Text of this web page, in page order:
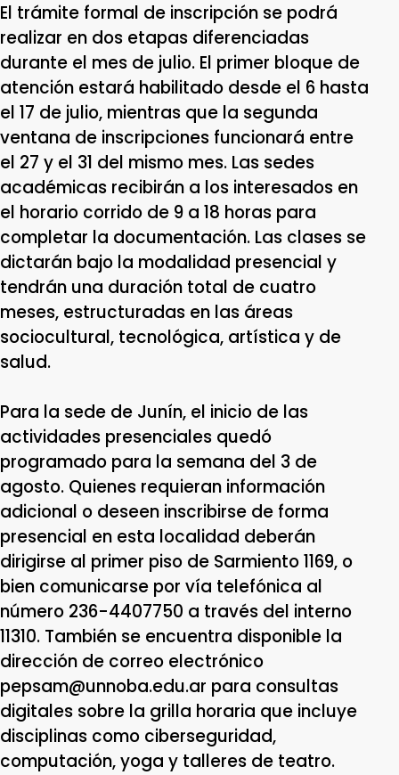
El trámite formal de inscripción se podrá
realizar en dos etapas diferenciadas
durante el mes de julio. El primer bloque de
atención estará habilitado desde el 6 hasta
el 17 de julio, mientras que la segunda
ventana de inscripciones funcionará entre
el 27 y el 31 del mismo mes. Las sedes
académicas recibirán a los interesados en
el horario corrido de 9 a 18 horas para
completar la documentación. Las clases se
dictarán bajo la modalidad presencial y
tendrán una duración total de cuatro
meses, estructuradas en las áreas
sociocultural, tecnológica, artística y de
salud.
Para la sede de Junín, el inicio de las
actividades presenciales quedó
programado para la semana del 3 de
agosto. Quienes requieran información
adicional o deseen inscribirse de forma
presencial en esta localidad deberán
dirigirse al primer piso de Sarmiento 1169, o
bien comunicarse por vía telefónica al
número 236-4407750 a través del interno
11310. También se encuentra disponible la
dirección de correo electrónico
pepsam@unnoba.edu.ar para consultas
digitales sobre la grilla horaria que incluye
disciplinas como ciberseguridad,
computación, yoga y talleres de teatro.